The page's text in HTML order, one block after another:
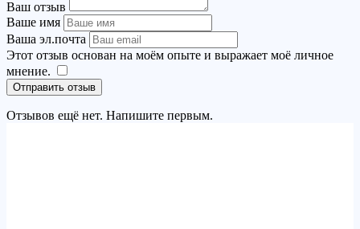
Ваш отзыв
Ваше имя
Ваша эл.почта
Этот отзыв основан на моём опыте и выражает моё личное
мнение.
Отправить отзыв
Отзывов ещё нет. Напишите первым.